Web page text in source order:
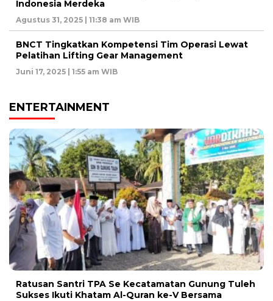
Indonesia Merdeka
Agustus 31, 2025 | 11:38 am WIB
BNCT Tingkatkan Kompetensi Tim Operasi Lewat
Pelatihan Lifting Gear Management
Juni 17, 2025 | 1:55 am WIB
ENTERTAINMENT
Ratusan Santri TPA Se Kecatamatan Gunung Tuleh
Sukses Ikuti Khatam Al-Quran ke-V Bersama